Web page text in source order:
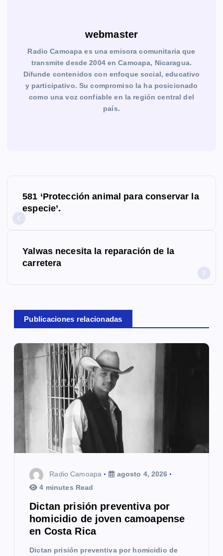
webmaster
Radio Camoapa es una emisora comunitaria que
transmite desde 2004 en Camoapa, Nicaragua.
Difunde contenidos con enfoque social, educativo
y participativo. Su compromiso la ha posicionado
como una voz confiable en la región central del
país.
ó
e
n
581 ‘Protección animal para conservar la
especie’.
Yalwas necesita la reparación de la
carretera
Publicaciones relacionadas
Radio Camoapa
agosto 4, 2026
4 minutes Read
Dictan prisión preventiva por
homicidio de joven camoapense
en Costa Rica
Dictan prisión preventiva por homicidio de